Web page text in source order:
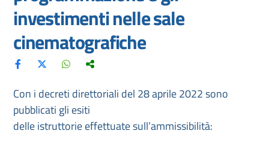
investimenti nelle sale
cinematografiche
Con i decreti direttoriali del 28 aprile 2022 sono
pubblicati gli esiti
delle istruttorie effettuate sull’ammissibilità: